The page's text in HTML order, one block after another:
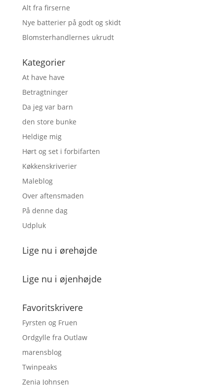
Alt fra firserne
Nye batterier på godt og skidt
Blomsterhandlernes ukrudt
Kategorier
At have have
Betragtninger
Da jeg var barn
den store bunke
Heldige mig
Hørt og set i forbifarten
Køkkenskriverier
Maleblog
Over aftensmaden
På denne dag
Udpluk
Lige nu i ørehøjde
Lige nu i øjenhøjde
Favoritskrivere
Fyrsten og Fruen
Ordgylle fra Outlaw
marensblog
Twinpeaks
Zenia Johnsen